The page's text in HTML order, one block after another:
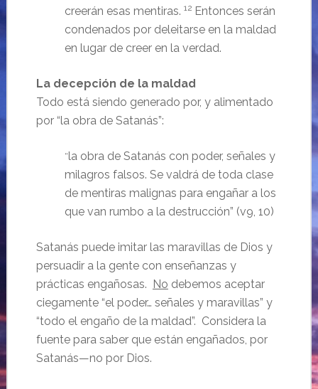
creerán esas mentiras. 12 Entonces serán
condenados por deleitarse en la maldad
en lugar de creer en la verdad.
La decepción de la maldad
Todo está siendo generado por, y alimentado
por “la obra de Satanás”:
“la obra de Satanás con poder, señales y
milagros falsos. Se valdrá de toda clase
de mentiras malignas para engañar a los
que van rumbo a la destrucción” (v9, 10)
Satanás puede imitar las maravillas de Dios y
persuadir a la gente con enseñanzas y
prácticas engañosas.
No debemos aceptar
ciegamente “el poder… señales y maravillas” y
“todo el engaño de la maldad”. Considera la
fuente para saber que están engañados, por
Satanás—no por Dios.